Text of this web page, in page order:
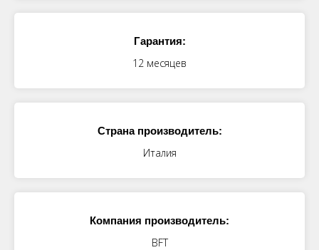
Гарантия:
12 месяцев
Страна производитель:
Италия
Компания производитель:
BFT